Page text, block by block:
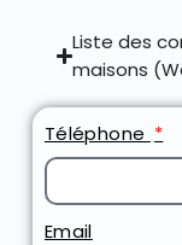
Liste des
maisons
Téléphone
Email